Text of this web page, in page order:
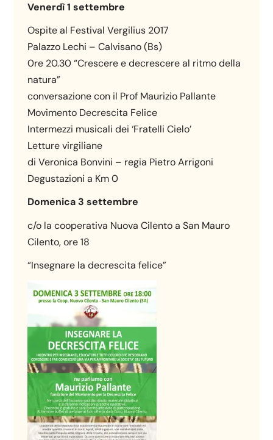
Venerdì 1 settembre
Ospite al Festival Vergilius 2017
Palazzo Lechi – Calvisano (Bs)
0re 20.30 “Crescere e decrescere al ritmo della
natura”
conversazione con il Prof Maurizio Pallante
Movimento Decrescita Felice
Intermezzi musicali dei ‘Fratelli Cielo’
Letture virgiliane
di Veronica Bonvini – regia Pietro Arrigoni
Degustazioni a Km 0
Domenica 3 settembre
c/o la cooperativa Nuova Cilento a San Mauro
Cilento, ore 18
“Insegnare la decrescita felice”